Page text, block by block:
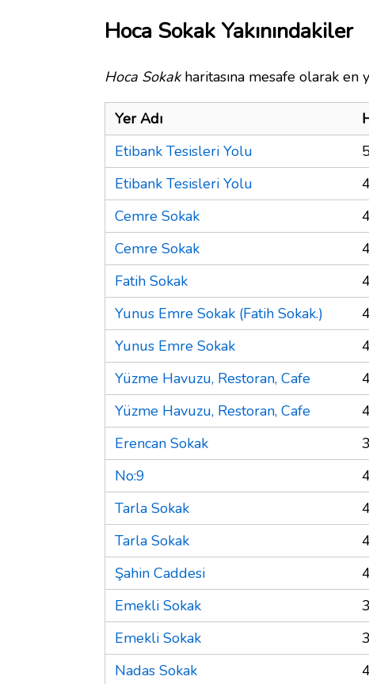
Hoca Sokak Yakınındakiler
Hoca Sokakharitasına mesafe olarak en
Yer Adı
Etibank Tesisleri Yolu
Etibank Tesisleri Yolu
Cemre Sokak
Cemre Sokak
Fatih Sokak
Yunus Emre Sokak (Fatih Sokak.)
Yunus Emre Sokak
Yüzme Havuzu, Restoran, Cafe
Yüzme Havuzu, Restoran, Cafe
Erencan Sokak
No:9
Tarla Sokak
Tarla Sokak
Şahin Caddesi
Emekli Sokak
Emekli Sokak
Nadas Sokak